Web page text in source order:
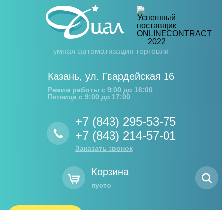
умная автоматизация торговли
Казань, ул. Гвардейская 16
Режим работы с 9:00 до 18:00
Пятница с 9:00 до 17:00
+7 (843) 295-53-75
+7 (843) 214-57-01
Заказать звонок
Корзина
пусто